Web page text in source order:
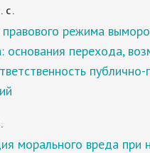
С.
режима
основания перехода,
морального вреда при